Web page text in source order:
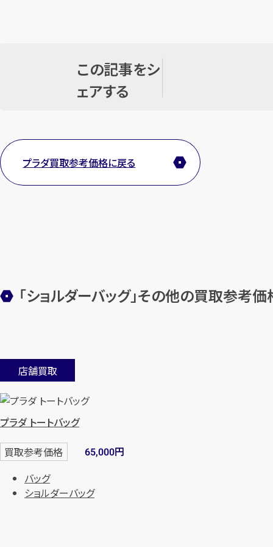
この記事をシ
ェアする
プラダ買取参考価格に戻る
「ショルダーバッグ」その他の買取参考価
店舗買取
プラダ トートバッグ
買取参考価格 65,000円
バッグ
ショルダーバッグ